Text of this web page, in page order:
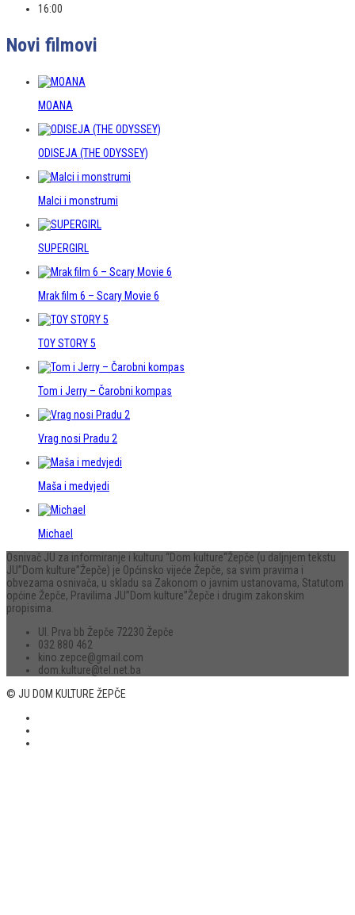
16:00
Novi filmovi
MOANA
ODISEJA (THE ODYSSEY)
Malci i monstrumi
SUPERGIRL
Mrak film 6 – Scary Movie 6
TOY STORY 5
Tom i Jerry – Čarobni kompas
Vrag nosi Pradu 2
Maša i medvjedi
Michael
Osnivač JU za informiranje i kulturu “Dom kulture“Žepče (u daljnjem tekstu
JU”Dom kulture”Žepče) je Općinsko vijeće Žepče, sa svim pravima i
obvezama osnivača, u skladu sa Zakonom o javnim ustanovama, Statutom
općine Žepče, Pravilima JU”Dom kulture”Žepče i drugim zakonskim
propisima.
Ul. Prva bb Žepče 72230 Žepče
032 880 462
kino.zepce@gmail.com
dom.kulture@tel.net.ba
© JU DOM KULTURE ŽEPČE